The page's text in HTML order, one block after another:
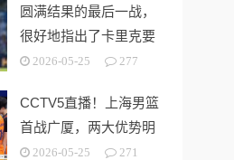
圆满结果的最后一战，
很好地指出了卡里克要
解决的终极问题
2026-05-25 277
CCTV5直播！上海男篮
首战广厦，两大优势明
显，孙铭徽带伤出战！
2026-05-25 271